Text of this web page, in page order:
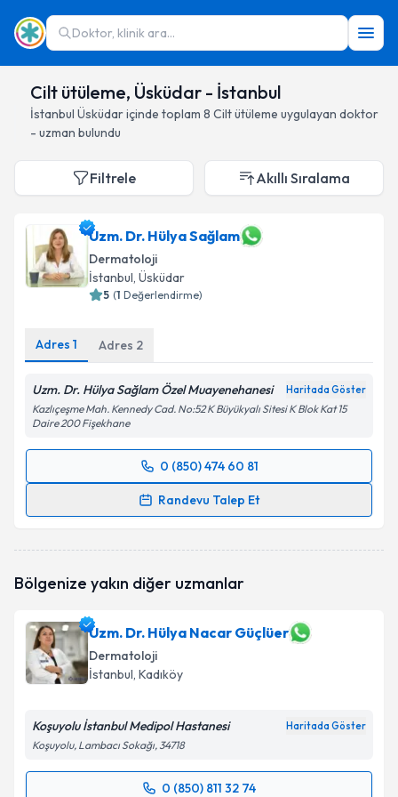
Doktor, klinik ara...
Cilt ütüleme, Üsküdar - İstanbul
İstanbul Üsküdariçinde toplam 8 Cilt ütüleme uygulayan doktor
- uzman bulundu
Filtrele Akıllı Sıralama
Uzm. Dr. Hülya Sağlam
Dermatoloji
İstanbul, Üsküdar
5 (1 Değerlendirme)
Adres 1 Adres 2
Uzm. Dr. Hülya Sağlam Özel Muayenehanesi Haritada Göster
Kazlıçeşme Mah. Kennedy Cad. No:52 K Büyükyalı Sitesi K Blok Kat 15
Daire 200 Fişekhane
0 (850) 474 60 81
Randevu Talep Et
Randevu Takvimi Talebi
oluşturun. Size bu uzmandan randevu almanız için bir
kapsamda işlenmesini kabul ediyorum.
Takvim Talebini Gönder
Bölgenize yakın diğer uzmanlar
Uzm. Dr. Hülya Nacar Güçlüer
Dermatoloji
İstanbul, Kadıköy
Koşuyolu İstanbul Medipol Hastanesi Haritada Göster
Koşuyolu, Lambacı Sokağı, 34718
0 (850) 811 32 74